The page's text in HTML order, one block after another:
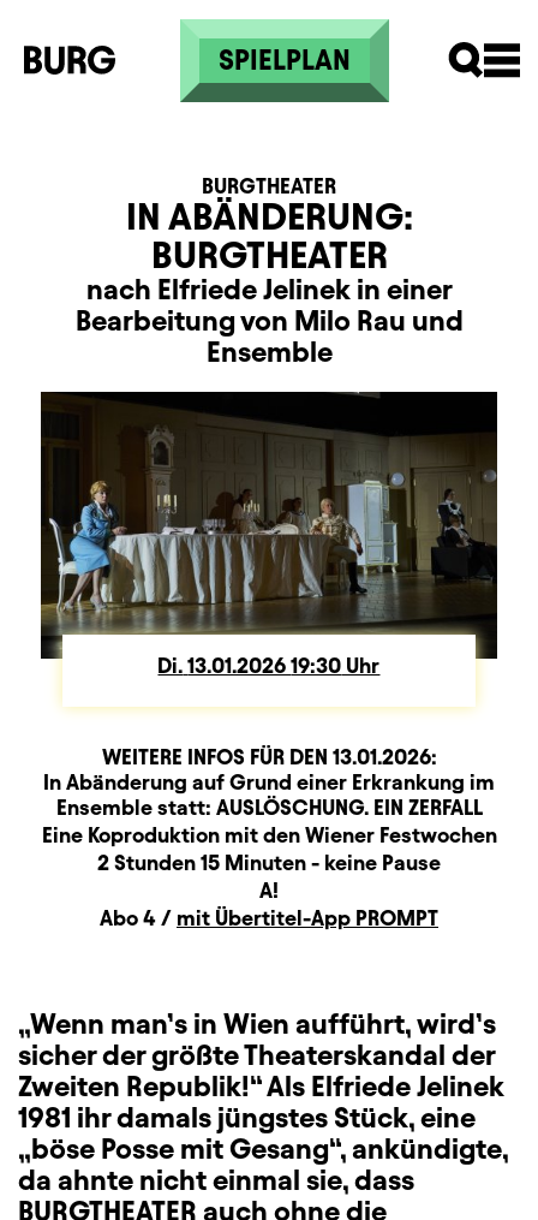
Direkt zum Inhalt
SPIELPLAN
IN ABÄNDERUNG:
BURGTHEATER
BURGTHEATER
nach Elfriede Jelinek in einer
Bearbeitung von Milo Rau und
Ensemble
Di. Dienstag
13.01.202619:30 Uhr
WEITERE INFOS FÜR DEN 13.01.2026:
BeschreibungInformation
Änderung
In Abänderung auf Grund einer Erkrankung im
Ensemble statt: AUSLÖSCHUNG. EIN ZERFALL
Produktionspartner
Eine Koproduktion mit den Wiener Festwochen
Dauer und Pausen
2 Stunden 15 Minuten - keine Pause
A!
Zusatzinformation
Abo 4 / mit Übertitel-App PROMPT
„Wenn man’s in Wien aufführt, wird’s
sicher der größte Theaterskandal der
Zweiten Republik!“ Als Elfriede Jelinek
1981 ihr damals jüngstes Stück, eine
„böse Posse mit Gesang“, ankündigte,
da ahnte nicht einmal sie, dass
BURGTHEATER auch ohne die